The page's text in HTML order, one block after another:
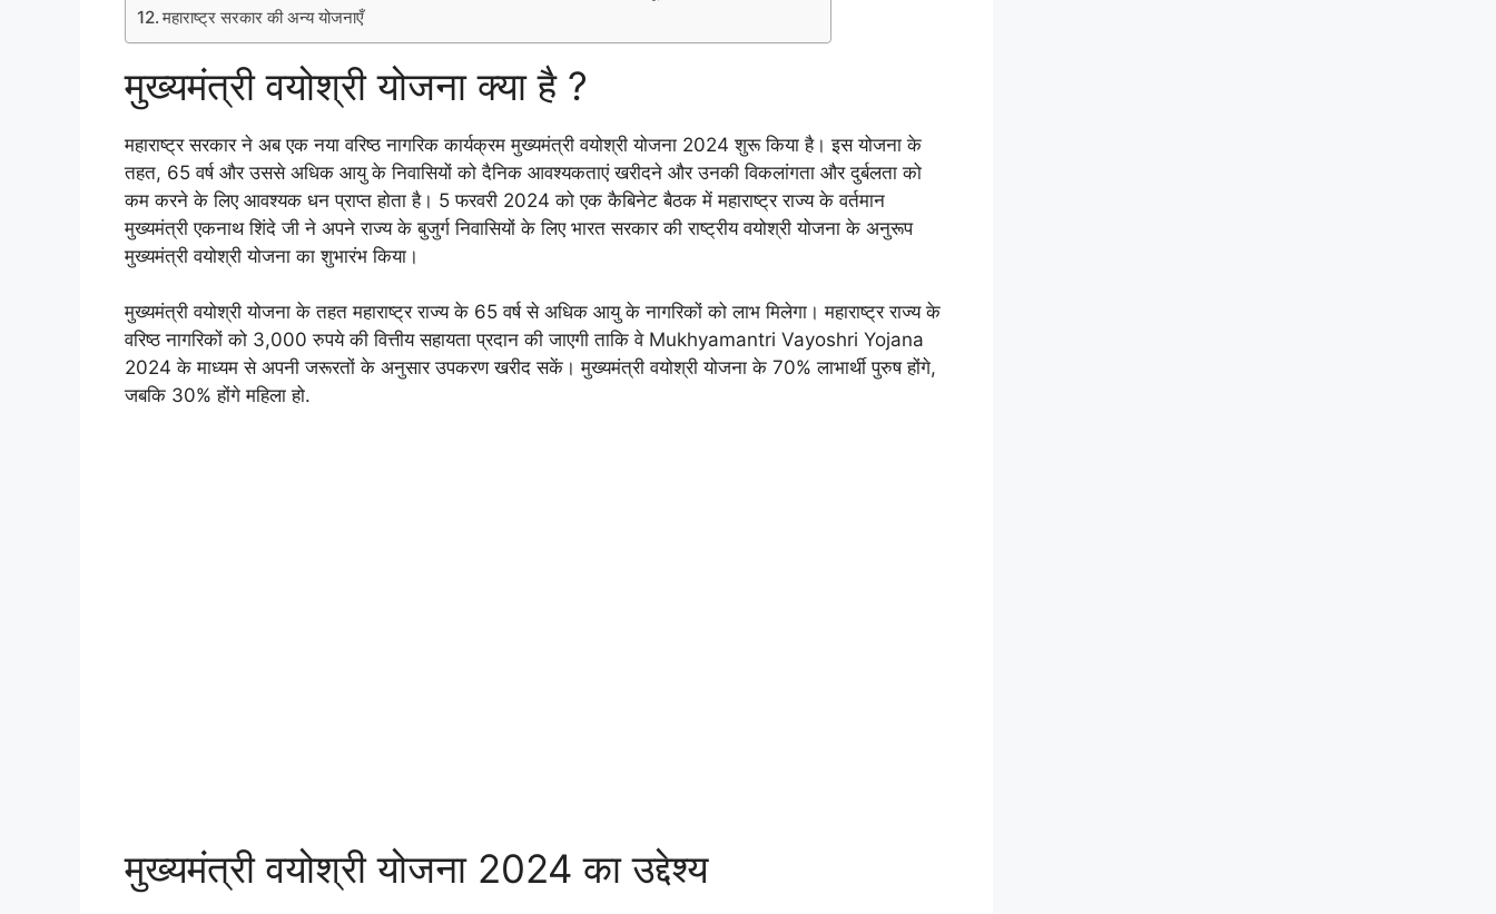
महाराष्ट्र सरकार की अन्य योजनाएँ
मुख्यमंत्री वयोश्री योजना क्या है ?
महाराष्ट्र सरकार ने अब एक नया वरिष्ठ नागरिक कार्यक्रम मुख्यमंत्री वयोश्री योजना 2024 शुरू किया है। इस योजना के
तहत, 65 वर्ष और उससे अधिक आयु के निवासियों को दैनिक आवश्यकताएं खरीदने और उनकी विकलांगता और दुर्बलता को
कम करने के लिए आवश्यक धन प्राप्त होता है। 5 फरवरी 2024 को एक कैबिनेट बैठक में महाराष्ट्र राज्य के वर्तमान
मुख्यमंत्री एकनाथ शिंदे जी ने अपने राज्य के बुजुर्ग निवासियों के लिए भारत सरकार की राष्ट्रीय वयोश्री योजना के अनुरूप
मुख्यमंत्री वयोश्री योजना का शुभारंभ किया।
मुख्यमंत्री वयोश्री योजना के तहत महाराष्ट्र राज्य के 65 वर्ष से अधिक आयु के नागरिकों को लाभ मिलेगा। महाराष्ट्र राज्य के
वरिष्ठ नागरिकों को 3,000 रुपये की वित्तीय सहायता प्रदान की जाएगी ताकि वे Mukhyamantri Vayoshri Yojana
2024 के माध्यम से अपनी जरूरतों के अनुसार उपकरण खरीद सकें। मुख्यमंत्री वयोश्री योजना के 70% लाभार्थी पुरुष होंगे,
जबकि 30% होंगे महिला हो.
मुख्यमंत्री वयोश्री योजना 2024 का उद्देश्य